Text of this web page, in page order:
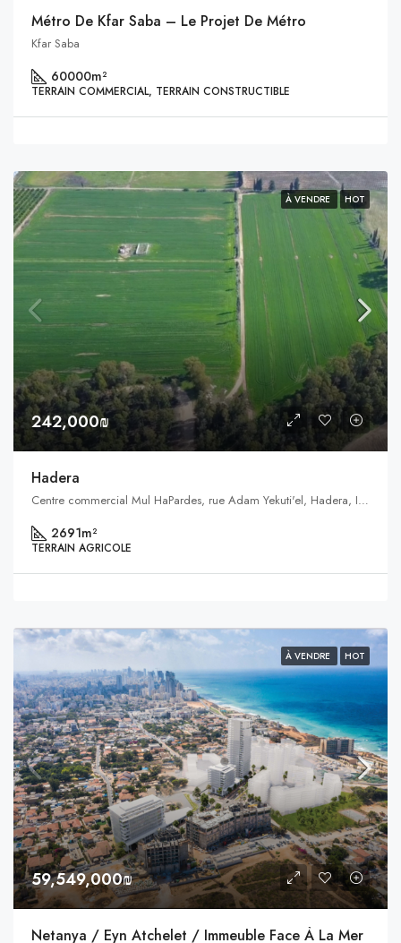
Métro De Kfar Saba – Le Projet De Métro
Kfar Saba
60000m²
TERRAIN COMMERCIAL, TERRAIN CONSTRUCTIBLE
À VENDRE HOT
242,000₪
Hadera
Centre commercial Mul HaPardes, rue Adam Yekuti'el, Hadera, Israël
2691m²
TERRAIN AGRICOLE
À VENDRE HOT
59,549,000₪
Netanya / Eyn Atchelet / Immeuble Face À La Mer